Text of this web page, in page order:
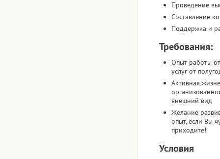
Проведение
Составление
Поддержка и
Требования:
Опыт работы
услуг от
Активная
внешний вид
Желание
опыт, если Вы
приходите!
Условия